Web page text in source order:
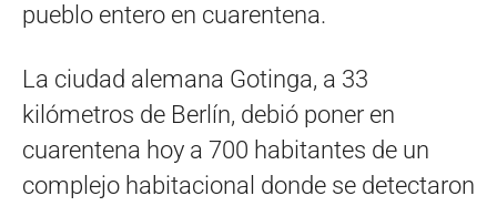
pueblo entero en cuarentena.
La ciudad alemana Gotinga, a 33
kilómetros de Berlín, debió poner en
cuarentena hoy a 700 habitantes de un
complejo habitacional donde se detectaron